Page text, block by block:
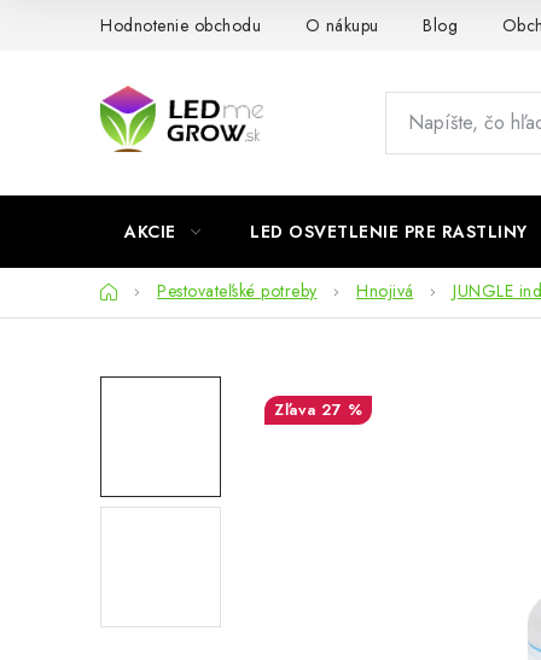
Hodnotenie obchodu O nákupu Blog
AKCIE LED OSVETLENIE PRE RASTLINY
DomovPestovateľské potreby Hnojivá JUNGLE
27 %